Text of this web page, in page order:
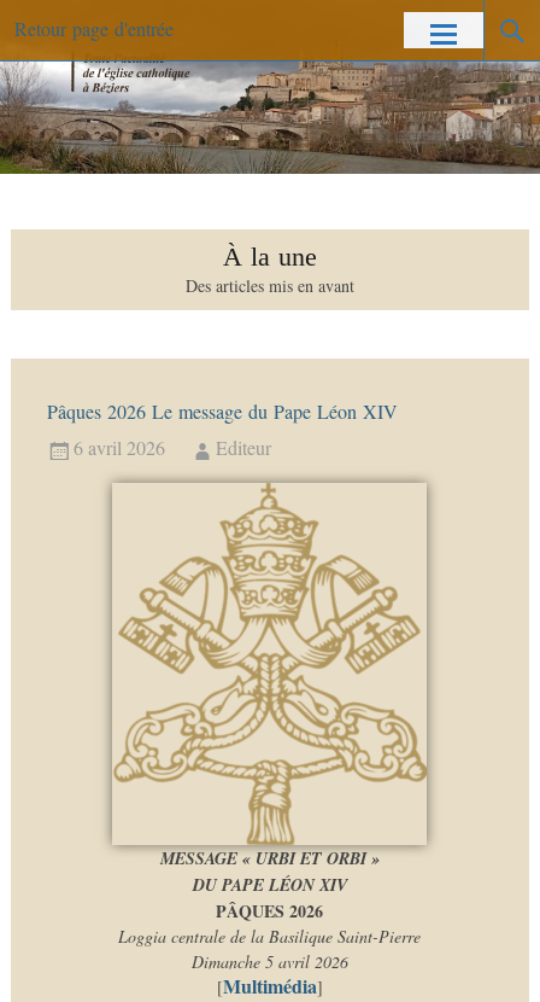
Retour page d'entrée
À la une
Des articles mis en avant
Pâques 2026 Le message du Pape Léon XIV
6 avril 2026
Editeur
MESSAGE « URBI ET ORBI »
DU PAPE LÉON XIV
PÂQUES 2026
Loggia centrale de la Basilique Saint-Pierre
Dimanche 5 avril 2026
[Multimédia]